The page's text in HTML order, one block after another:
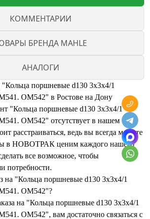
КОММЕНТАРИИ
БРЕНДА MAHLE
АНАЛОГИ
"Кольца поршневые d130 3x3x4/1
OM542" в Ростове на Дону
"Кольца поршневые d130 3x3x4/1
OM542" отсутствует в нашем
расстраиваться, ведь вы всегда можете
в НОВОТРАК ценим каждого нашего
все возможное, чтобы
потребности.
на "Кольца поршневые d130 3x3x4/1
OM542"?
на "Кольца поршневые d130 3x3x4/1
OM542", вам достаточно связаться с